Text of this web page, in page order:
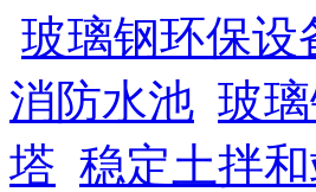
玻璃钢环保设
消防水池 玻
塔 稳定土拌